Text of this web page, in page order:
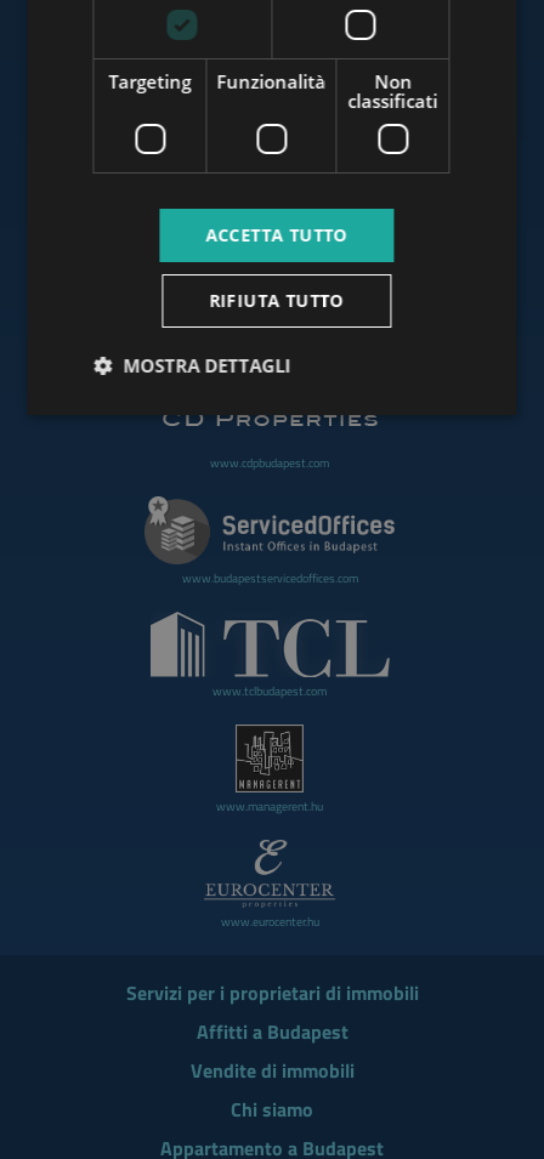
www.budapestluxuryapartments.hu
www.budapestoffices.net
www.budapestpropertysellers.com
www.cdpbudapest.com
www.budapestservicedoffices.com
www.tclbudapest.com
www.managerent.hu
www.eurocenter.hu
Servizi per i proprietari di immobili
Affitti a Budapest
Vendite di immobili
Chi siamo
Appartamento a Budapest
Targeting Funzionalità
Non
classificati
ACCETTA TUTTO
RIFIUTA TUTTO
MOSTRA DETTAGLI